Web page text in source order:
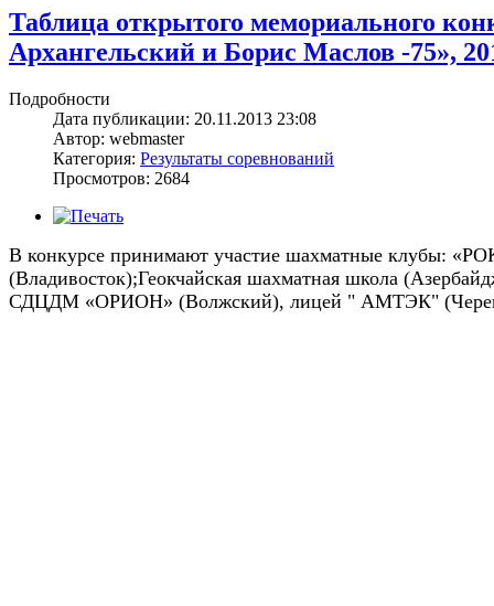
Таблица открытого мемориального
Архангельский и Борис Маслов -75»,
Подробности
Дата публикации: 20.11.2013 23:08
Автор: webmaster
Категория: Результаты соревнований
Просмотров: 2684
В конкурсе принимают участие шахматные клубы: «
(Владивосток);Геокчайская шахматная школа (
СДЦДМ «ОРИОН» (Волжский), лицей " АМТЭК" (